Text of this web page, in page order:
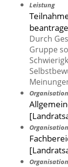
Leistung
Durch
Gruppe